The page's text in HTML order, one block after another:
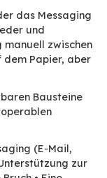
Ihre Termine
E-Mail
auf allen
schlägt
über
das